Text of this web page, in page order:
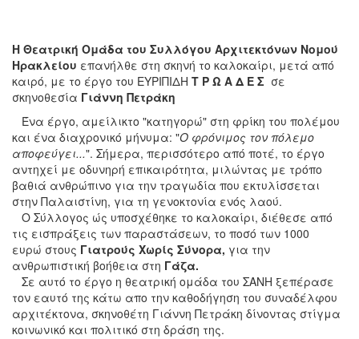
Η Θεατρική Ομάδα του Συλλόγου Αρχιτεκτόνων Νομού
Ηρακλείου επανήλθε στη σκηνή το καλοκαίρι, μετά από
καιρό, με το έργο του ΕΥΡΙΠΙΔΗ Τ Ρ Ω Α Δ Ε Σ σε
σκηνοθεσία Γιάννη Πετράκη
Ένα έργο, αμείλικτο "κατηγορώ" στη φρίκη του πολέμου
και ένα διαχρονικό μήνυμα: "Ο φρόνιμος τον πόλεμο
αποφεύγει...". Σήμερα, περισσότερο από ποτέ, το έργο
αντηχεί με οδυνηρή επικαιρότητα, μιλώντας με τρόπο
βαθιά ανθρώπινο για την τραγωδία που εκτυλίσσεται
στην Παλαιστίνη, για τη γενοκτονία ενός λαού.
Ο Σύλλογος ώς υποσχέθηκε το καλοκαίρι, διέθεσε από
τις εισπράξεις των παραστάσεων, το ποσό των 1000
ευρώ στους Γιατρούς Χωρίς Σύνορα, για την
ανθρωπιστική βοήθεια στη Γάζα.
Σε αυτό το έργο η θεατρική ομάδα του ΣΑΝΗ ξεπέρασε
τον εαυτό της κάτω απο την καθοδήγηση του συναδέλφου
αρχιτέκτονα, σκηνοθέτη Γιάννη Πετράκη δίνοντας στίγμα
κοινωνικό και πολιτικό στη δράση της.